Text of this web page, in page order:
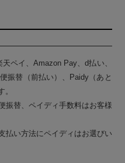
ペイ、Amazon Pay、d払い、
振替（前払い）、Paidy（あと
振替、ペイディ手数料はお客様
払い方法にペイディはお選びい